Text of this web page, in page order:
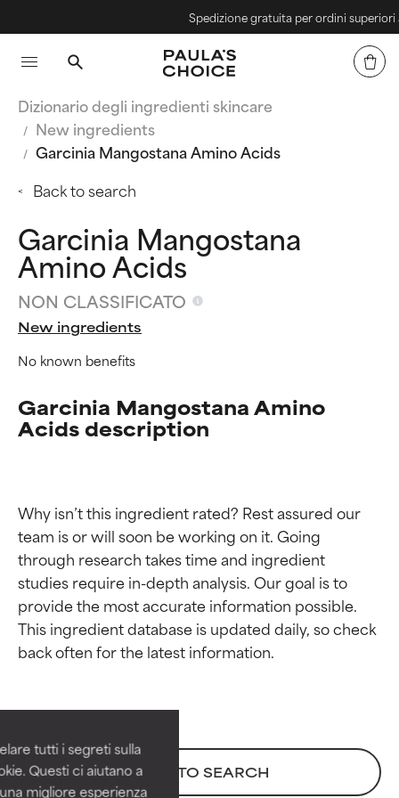
tutti i segreti sulla
Questi ci aiutano a
migliore esperienza
Spedizione gratuita per ordini superiori a
Dizionario degli ingredienti skincare
New ingredients
Garcinia Mangostana Amino Acids
Back to search
Garcinia Mangostana
Amino Acids
NON CLASSIFICATO
New ingredients
No known benefits
Garcinia Mangostana Amino
Acids description
Why isn’t this ingredient rated? Rest assured our
team is or will soon be working on it. Going
through research takes time and ingredient
studies require in-depth analysis. Our goal is to
provide the most accurate information possible.
This ingredient database is updated daily, so check
BACK TO SEARCH
Valutazione degli
Comprovati e sostenuti da studi
indipendenti. Ingrediente attivo
eccezionale per la maggior
Valutazione degli
Comprovati e sostenuti da studi
indipendenti. Ingrediente attivo
eccezionale per la maggior